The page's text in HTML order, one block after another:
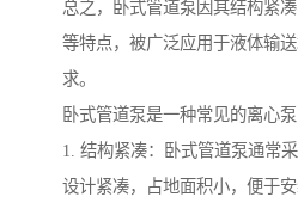
总之，卧式管道泵因其结构紧
等特点，被广泛应用于液体输
求。
卧式管道泵是一种常见的离心泵
1. 结构紧凑：卧式管道泵通常
设计紧凑，占地面积小，便于安